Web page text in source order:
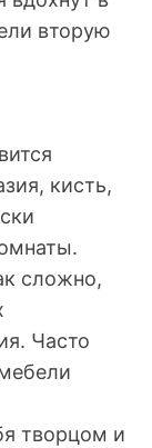
вторую
кисть,
сложно,
Часто
творцом и